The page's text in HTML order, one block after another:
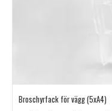
Broschyrfack för vägg (5xA4)